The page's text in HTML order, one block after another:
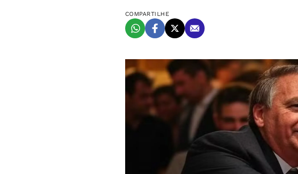
COMPARTILHE